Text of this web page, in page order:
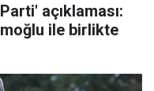
açıklaması:
ile birlikte